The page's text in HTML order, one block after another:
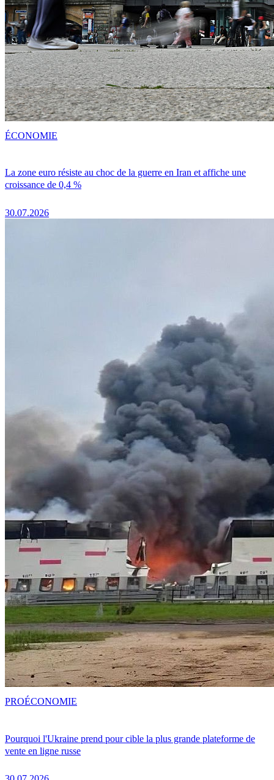
La zone euro résiste au choc de la guerre en Iran et affiche une
croissance de 0,4 %
30.07.2026
ÉCONOMIE
Pourquoi l'Ukraine prend pour cible la plus grande plateforme de
vente en ligne russe
PROÉCONOMIE